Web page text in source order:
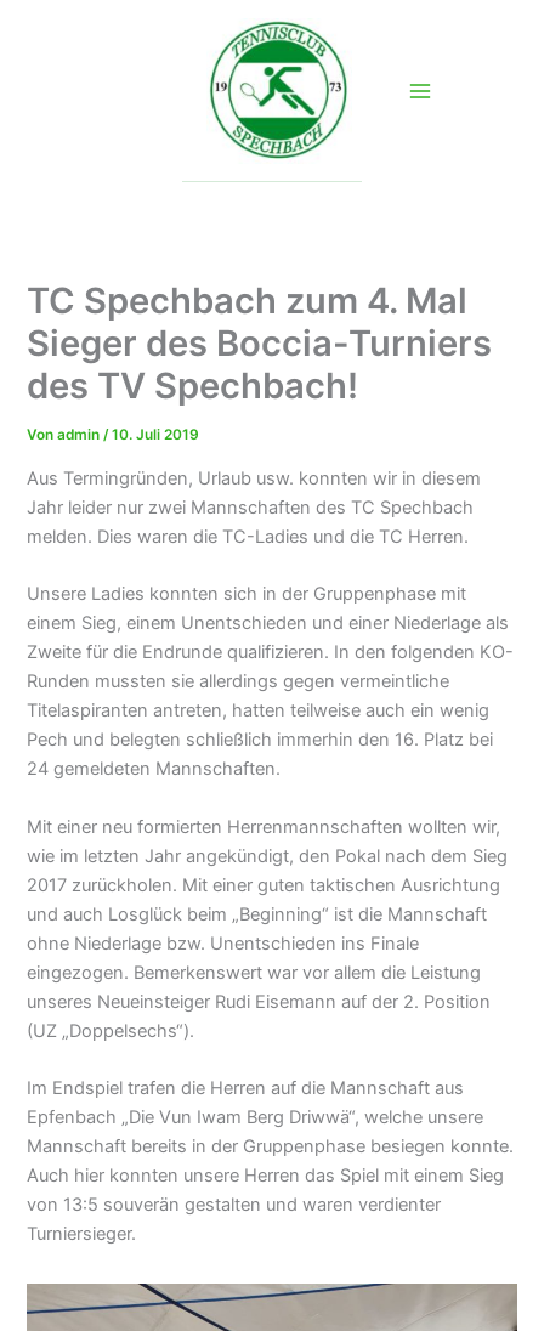
TC Spechbach zum 4. Mal
Sieger des Boccia-Turniers
des TV Spechbach!
Vonadmin/10. Juli 2019
Aus Termingründen, Urlaub usw. konnten wir in diesem
Jahr leider nur zwei Mannschaften des TC Spechbach
melden. Dies waren die TC-Ladies und die TC Herren.
Unsere Ladies konnten sich in der Gruppenphase mit
einem Sieg, einem Unentschieden und einer Niederlage als
Zweite für die Endrunde qualifizieren. In den folgenden KO-
Runden mussten sie allerdings gegen vermeintliche
Titelaspiranten antreten, hatten teilweise auch ein wenig
Pech und belegten schließlich immerhin den 16. Platz bei
24 gemeldeten Mannschaften.
Mit einer neu formierten Herrenmannschaften wollten wir,
wie im letzten Jahr angekündigt, den Pokal nach dem Sieg
2017 zurückholen. Mit einer guten taktischen Ausrichtung
und auch Losglück beim „Beginning“ ist die Mannschaft
ohne Niederlage bzw. Unentschieden ins Finale
eingezogen. Bemerkenswert war vor allem die Leistung
unseres Neueinsteiger Rudi Eisemann auf der 2. Position
(UZ „Doppelsechs“).
Im Endspiel trafen die Herren auf die Mannschaft aus
Epfenbach „Die Vun Iwam Berg Driwwä“, welche unsere
Mannschaft bereits in der Gruppenphase besiegen konnte.
Auch hier konnten unsere Herren das Spiel mit einem Sieg
von 13:5 souverän gestalten und waren verdienter
Turniersieger.